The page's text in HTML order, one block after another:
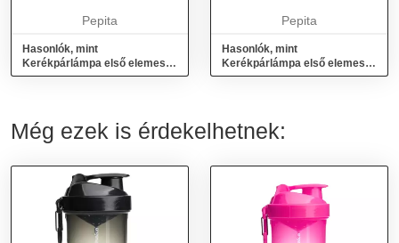
Pepita
Hasonlók, mint
Kerékpárlámpa első elemes
55132230
Pepita
Hasonlók, mint
Kerékpárlámpa első elemes
9LED 55102201
Még ezek is érdekelhetnek: